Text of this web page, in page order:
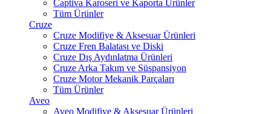
Captiva Karoseri ve Kaporta Ürünler
Tüm Ürünler
Cruze
Cruze Modifiye & Aksesuar Ürünleri
Cruze Fren Balatası ve Diski
Cruze Dış Aydınlatma Ürünleri
Cruze Arka Takım ve Süspansiyon
Cruze Motor Mekanik Parçaları
Tüm Ürünler
Aveo
Aveo Modifiye & Aksesuar Ürünleri